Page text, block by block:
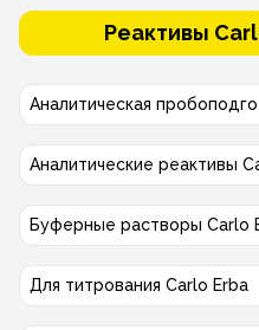
Реактивы
Аналитическая
Аналитические реактивы
Буферные растворы Carlo
Для титрования Carlo Erba